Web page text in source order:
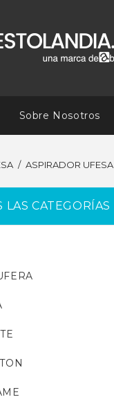
Sobre Nosotros
ASPIRADOR UFESA
LAS CATEGORÍAS